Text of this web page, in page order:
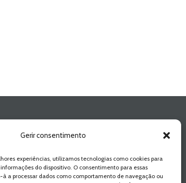
Gerir consentimento
experiências, utilizamos tecnologias como cookies para
do dispositivo. O consentimento para essas
a processar dados como comportamento de navegação ou